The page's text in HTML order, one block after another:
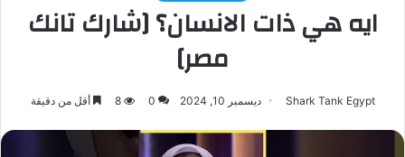
ايه هي ذات الانسان؟ [شارك تانك
مصر]
Shark Tank Egypt ديسمبر 10, 2024 0
8 أقل من دقيقة